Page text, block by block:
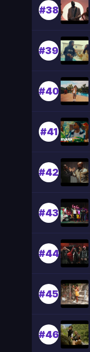
#38
#39
#40
#41
#42
#43
#44
#45
#46